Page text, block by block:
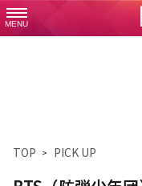
MENU
TOP PICK UP